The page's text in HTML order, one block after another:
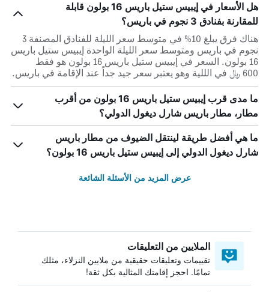
هل الأسعار في إيبيس ستيل باريس 16 بولون قابلة
للمقارنة بفنادق 3 نجوم في باريس؟
هناك فرق يبلغ 10% في متوسط ​​سعر الليلة للفنادق المصنفة 3
نجوم في باريس ومتوسط ​​سعر الليلة الواحدة إيبيس ستيل باريس
16 بولون. السعر في إيبيس ستيل باريس 16 بولون هو فقط
600 ﷼ في الللية وهو يعتبر سعر جيد جداً عند الإقامة في باريس.
ما مدى قرب إيبيس ستيل باريس 16 بولون من أقرب
مطار، مطار باريس شارل ديغول الدولي؟
ما هي أفضل طريقة لينتقل الضيوف من مطار باريس
شارل ديغول الدولي إلى إيبيس ستيل باريس 16 بولون؟
عرض المزيد من الأسئلة الشائعة
الملايين من التعليقات
تقييمات وتعليقات حقيقية من ملايين النزلاء، مثلك
تمامًا. احجز إقامتك المثالية بكل ثقة!